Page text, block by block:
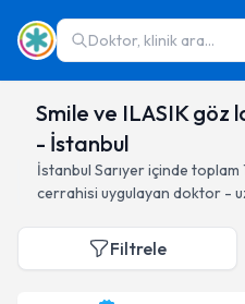
Doktor, klinik ara...
Smile ve ILASIK göz
- İstanbul
İstanbul Sarıyeriçinde toplam
cerrahisi uygulayan doktor -
Filtrele